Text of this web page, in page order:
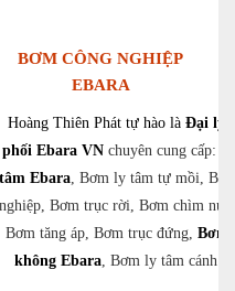
BƠM CÔNG NGHIỆP
EBARA
Bơm ly
công
thải,
chân
Hoàng Thiên Phát tự hào là Đại lý
phối Ebara VNchuyên cung cấp:
tâm Ebara, Bơm ly tâm tự mồi,
nghiệp, Bơm trục rời, Bơm chìm
Bơm tăng áp, Bơm trục đứng, Bơm
không Ebara, Bơm ly tâm cánh